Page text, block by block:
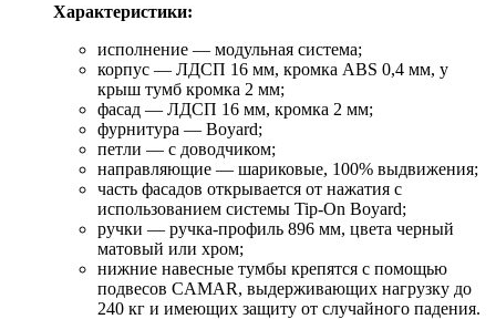
Характеристики:
исполнение — модульная система;
корпус — ЛДСП 16 мм, кромка ABS 0,4 мм, у
крыш тумб кромка 2 мм;
фасад — ЛДСП 16 мм, кромка 2 мм;
фурнитура — Boyard;
петли — с доводчиком;
направляющие — шариковые, 100% выдвижения;
часть фасадов открывается от нажатия с
использованием системы Tip-On Boyard;
ручки — ручка-профиль 896 мм, цвета черный
матовый или хром;
нижние навесные тумбы крепятся с помощью
подвесов CAMAR, выдерживающих нагрузку до
240 кг и имеющих защиту от случайного падения.